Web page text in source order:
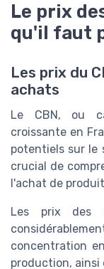
Le prix
qu'il faut
Les prix du
achats
Le CBN, ou
croissante en
potentiels sur le
crucial de
l'achat de
Les prix des
concentration
production,